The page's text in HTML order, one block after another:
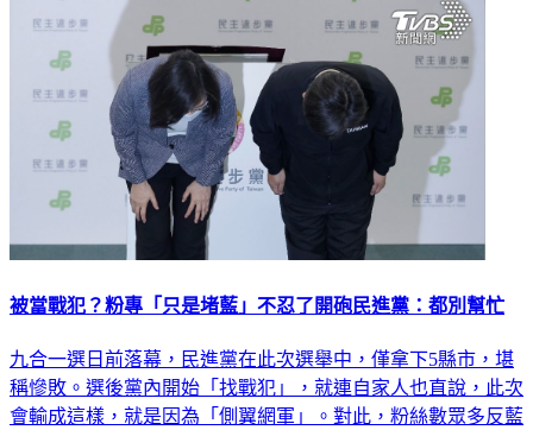
被當戰犯？粉專「只是堵藍」不忍了開砲民進黨：都別幫忙
九合一選日前落幕，民進黨在此次選舉中，僅拿下5縣市，堪
稱慘敗。選後黨內開始「找戰犯」，就連自家人也直說，此次
會輸成這樣，就是因為「側翼網軍」。對此，粉絲數眾多反藍